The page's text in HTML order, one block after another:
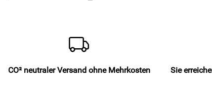
CO² neutraler Versand ohne Mehrkosten
Sie